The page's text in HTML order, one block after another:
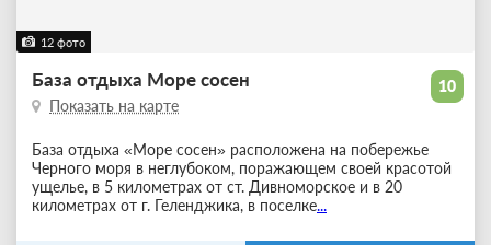
12 фото
10
База отдыха Море сосен
Показать на карте
База отдыха «Море сосен» расположена на побережье
Черного моря в неглубоком, поражающем своей красотой
ущелье, в 5 километрах от ст. Дивноморское и в 20
километрах от г. Геленджика, в поселке...